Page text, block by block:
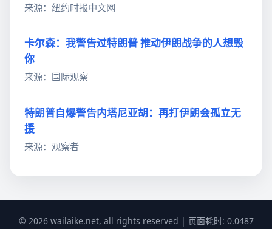
来源：纽约时报中文网
卡尔森：我警告过特朗普 推动伊朗战争的人想毁
你
来源：国际观察
特朗普自爆警告内塔尼亚胡：再打伊朗会孤立无
援
来源：观察者
© 2026 wailaike.net, all rights reserved | 页面耗时: 0.0487